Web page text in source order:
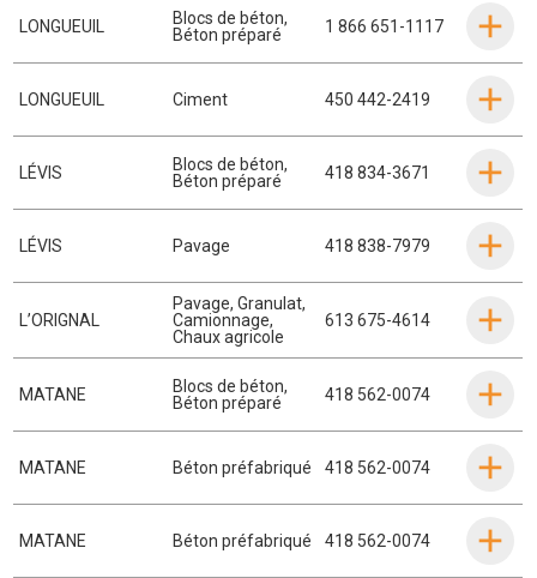
LONGUEUIL Blocs de béton,
Béton préparé
1 866 651-1117
LONGUEUIL Ciment 450 442-2419
LÉVIS Blocs de béton,
Béton préparé
418 834-3671
LÉVIS Pavage 418 838-7979
L’ORIGNAL
Pavage,Granulat,
Camionnage,
Chaux agricole
613 675-4614
MATANE Blocs de béton,
Béton préparé
418 562-0074
MATANE Béton préfabriqué 418 562-0074
MATANE Béton préfabriqué 418 562-0074